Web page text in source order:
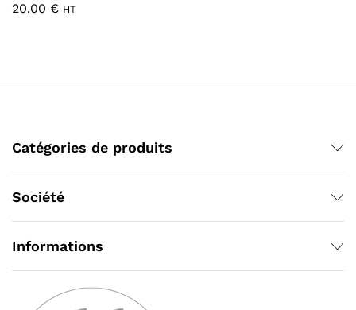
20.00 € HT
Catégories de produits
Société
Informations